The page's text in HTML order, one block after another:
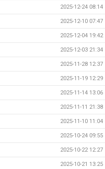
2025-12-24 08:14
2025-12-10 07:47
2025-12-04 19:42
2025-12-03 21:34
2025-11-28 12:37
2025-11-19 12:29
2025-11-14 13:06
2025-11-11 21:38
2025-11-10 11:04
2025-10-24 09:55
2025-10-22 12:27
2025-10-21 13:25